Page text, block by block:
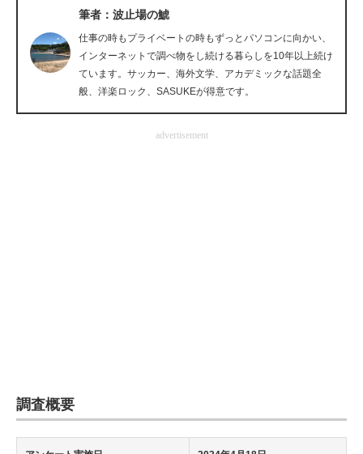
マーケ×ITの今がよく分かる
ITエンジニア向け専門サイト
IT製品の技術・比較・事例
筆者：波止場の鯱
仕事の時もプライベートの時もずっとパソコンに向かい、
インターネットで調べ物をし続ける暮らしを10年以上続け
ています。サッカー、海外文学、アカデミックな話題全
般、洋楽ロック、SASUKEが得意です。
advertisement
調査概要